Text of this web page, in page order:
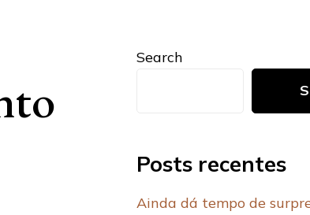
Search
Posts recentes
Ainda dá tempo de